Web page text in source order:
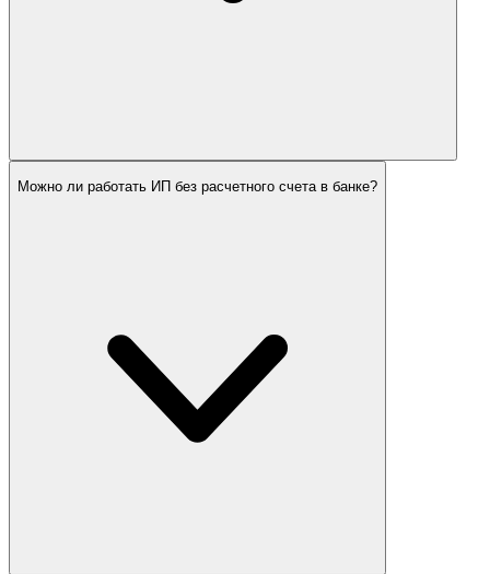
Можно ли работать ИП без расчетного счета в банке?